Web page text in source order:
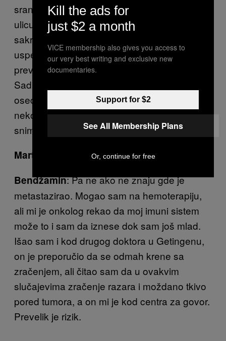
sranje, možda me udare kola dok prelazim
ulicu ali to ne znači da treba da se zatvorim i
sakrijem. Sudbina je kurva. Ja nekako
uspevam sa tim da se nosim, ne smeta mi
previše, ne sprečava me da živim kako želim.
Sad treba da idem na ergoterapiju, od koje se
osećam bolje. Bolje meni da se desi umesto
nekom idiotu koji kači svoje rendgenske
snimke na zid. Eto zašto.
Martin
: Ne pomaže nova operacija?
Bendžamin: Pa ne ako ne znaju gde je
metastazirao. Mogao sam na hemoterapiju,
ali mi je onkolog rekao da moj imuni sistem
može to i sam da iznese dok sam još mlad.
Išao sam i kod drugog doktora u Getingenu,
on je preporučio da se odmah krene sa
zračenjem, ali čitao sam da u ovakvim
slučajevima zračenje razara i moždano tkivo
pored tumora, a on mi je kod centra za govor.
Prevelik je rizik.
Kill the ads for
just $2 a month
VICE membership also gives you access to
our very best writing and exclusive new
documentaries.
Support for $2
See All Membership Plans
Or, continue for free